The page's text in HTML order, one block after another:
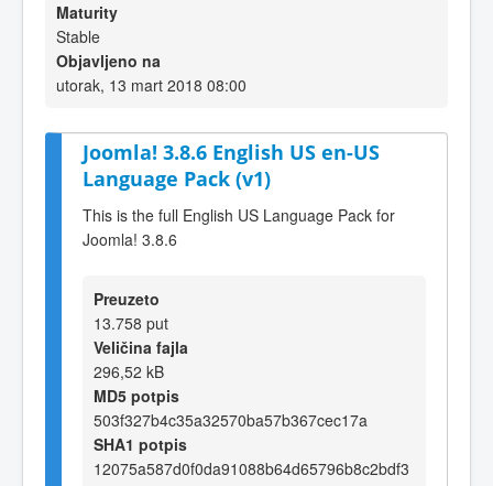
Maturity
Stable
Objavljeno na
utorak, 13 mart 2018 08:00
Joomla! 3.8.6 English US en-US
Language Pack (v1)
This is the full English US Language Pack for
Joomla! 3.8.6
Preuzeto
13.758 put
Veličina fajla
296,52 kB
MD5 potpis
503f327b4c35a32570ba57b367cec17a
SHA1 potpis
12075a587d0f0da91088b64d65796b8c2bdf3